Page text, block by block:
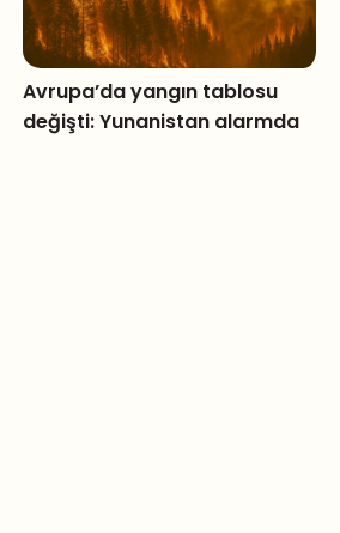
Avrupa’da yangın tablosu
değişti: Yunanistan alarmda